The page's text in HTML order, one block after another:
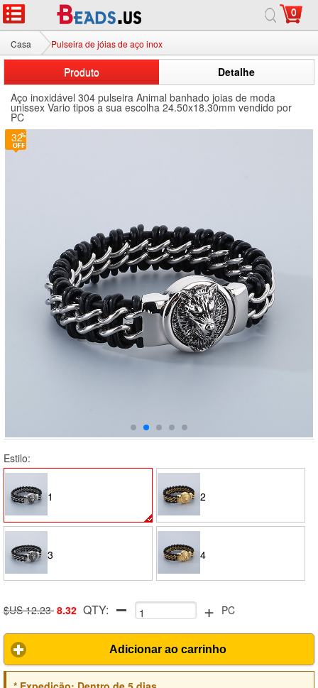
0
Casa Pulseira de jóias de aço inox
Produto
Detalhe
Aço inoxidável 304 pulseira Animal banhado joias de moda
unissex Vario tipos a sua escolha 24.50x18.30mm vendido por
PC
Estilo:
1 2
3 4
$US 12.23 8.32 QTY: + PC
Adicionar ao carrinho